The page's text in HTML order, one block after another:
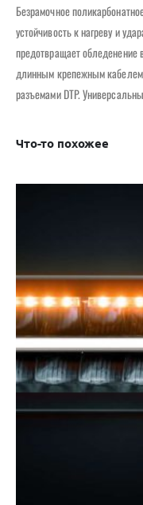
Безрамочное
устойчивость к нагреву и
предотвращает обледенение
длинным крепежным
разъемами DTP.
Что-то похожее